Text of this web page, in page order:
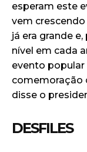
esperam este
vem
já era grande
nível em cada
evento
comemoração
disse o
DESFILES